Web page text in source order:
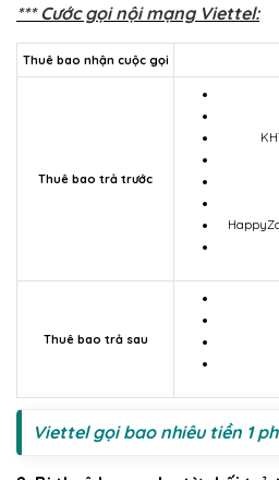
*** Cước gọi nội mạng Viettel:
Thuê bao nhận cuộc gọi
Thuê bao trả trước
Thuê bao trả sau
Viettel gọi bao nhiêu tiền 1